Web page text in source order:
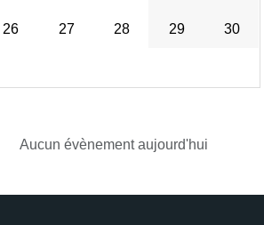
26 27 28 29 30
Aucun évènement aujourd'hui